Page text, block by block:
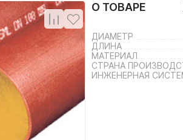
О ТОВАРЕ
ДИАМЕТР
ДЛИНА
МАТЕРИАЛ
СТРАНА
ИНЖЕНЕРНАЯ